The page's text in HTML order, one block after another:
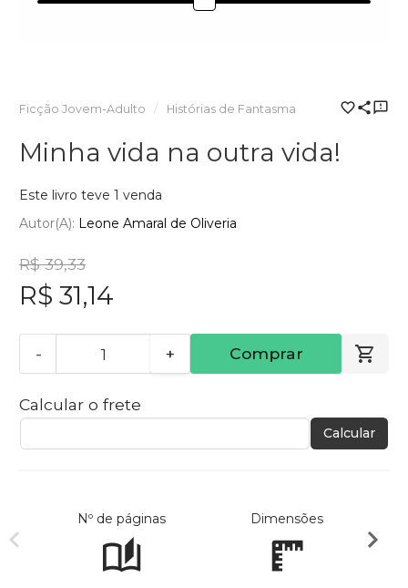
Ficção Jovem-Adulto Histórias de Fantasma
Minha vida na outra vida!
Este livro teve 1 venda
Autor(a): Leone Amaral de Oliveria
R$ 39,33
R$ 31,14
- + Comprar
Calcular o frete
Calcular
Nº de páginas Dimensões